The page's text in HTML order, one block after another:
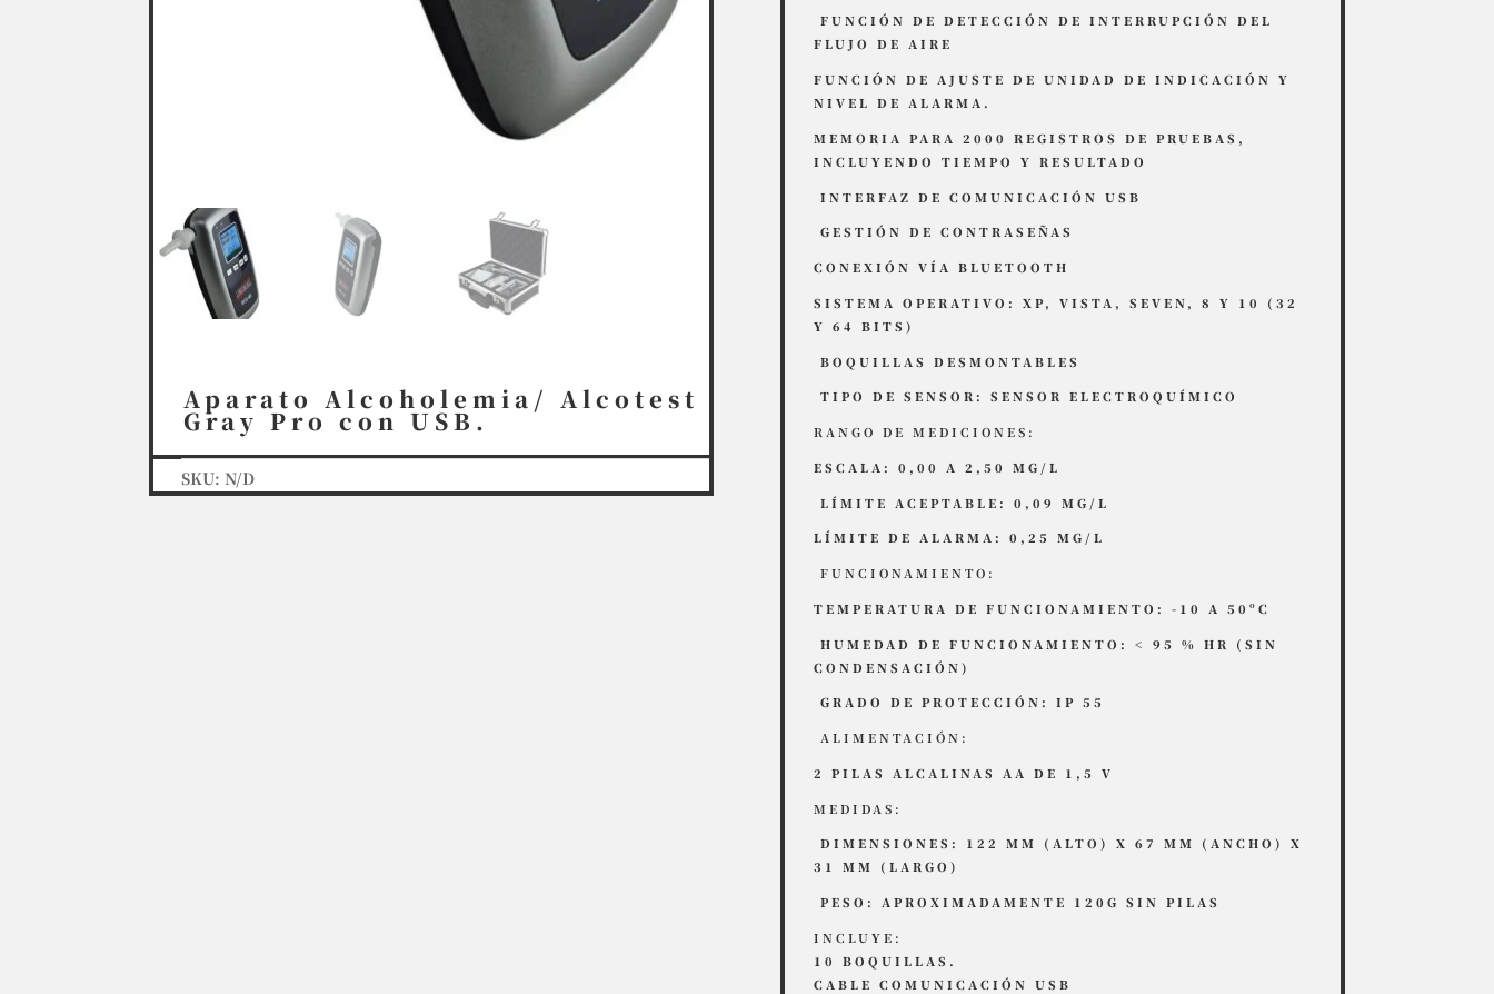
Aparato Alcoholemia/ Alcotest
Gray Pro con USB.
SKU:N/D
FUNCIÓN DE DETECCIÓN DE INTERRUPCIÓN DEL
FLUJO DE AIRE
FUNCIÓN DE AJUSTE DE UNIDAD DE INDICACIÓN Y
NIVEL DE ALARMA.
MEMORIA PARA 2000 REGISTROS DE PRUEBAS,
INCLUYENDO TIEMPO Y RESULTADO
INTERFAZ DE COMUNICACIÓN USB
GESTIÓN DE CONTRASEÑAS
CONEXIÓN VÍA BLUETOOTH
SISTEMA OPERATIVO: XP, VISTA, SEVEN, 8 Y 10 (32
Y 64 BITS)
BOQUILLAS DESMONTABLES
TIPO DE SENSOR: SENSOR ELECTROQUÍMICO
RANGO DE MEDICIONES:
ESCALA: 0,00 A 2,50 MG/L
LÍMITE ACEPTABLE: 0,09 MG/L
LÍMITE DE ALARMA: 0,25 MG/L
FUNCIONAMIENTO:
TEMPERATURA DE FUNCIONAMIENTO: -10 A 50ºC
HUMEDAD DE FUNCIONAMIENTO: < 95 % HR (SIN
CONDENSACIÓN)
GRADO DE PROTECCIÓN: IP 55
ALIMENTACIÓN:
2 PILAS ALCALINAS AA DE 1,5 V
MEDIDAS:
DIMENSIONES: 122 MM (ALTO) X 67 MM (ANCHO) X
31 MM (LARGO)
PESO: APROXIMADAMENTE 120G SIN PILAS
INCLUYE:
10 BOQUILLAS.
CABLE COMUNICACIÓN USB